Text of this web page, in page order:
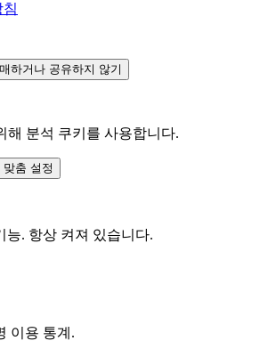
하거나 공유하지 않기
해 분석 쿠키를 사용합니다.
맞춤 설정
능. 항상 켜져 있습니다.
이용 통계.